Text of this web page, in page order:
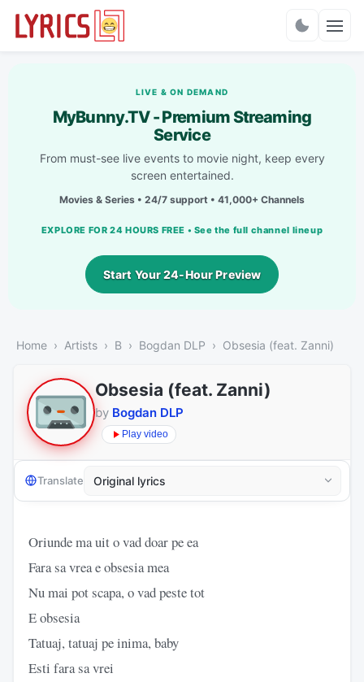
LIVE & ON DEMAND
MyBunny.TV - Premium Streaming
Service
From must-see live events to movie night, keep every
screen entertained.
Movies & Series • 24/7 support • 41,000+ Channels
EXPLORE FOR 24 HOURS FREE • See the full channel lineup
Start Your 24-Hour Preview
Home Artists B Bogdan DLP Obsesia (feat. Zanni)
Obsesia (feat. Zanni)
by Bogdan DLP
Play video
Translate
Oriunde ma uit o vad doar pe ea
Fara sa vrea e obsesia mea
Nu mai pot scapa, o vad peste tot
E obsesia
Tatuaj, tatuaj pe inima, baby
Esti fara sa vrei